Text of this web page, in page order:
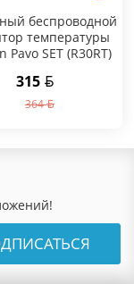
беспроводной
температуры
Pavo SET (R30RT)
315
364